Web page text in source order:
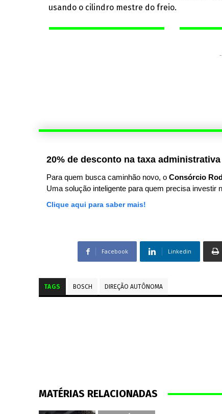
usando o cilindro mestre do freio.
20% de desconto na taxa administrativa
Para quem busca caminhão novo, o Consórcio
Uma solução inteligente para quem precisa investir
Clique aqui para saber mais!
Facebook Linkedin
TAGS BOSCH DIREÇÃO AUTÔNOMA
MATÉRIAS RELACIONADAS